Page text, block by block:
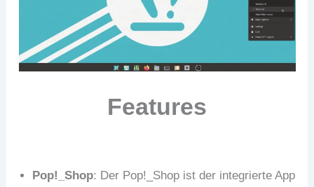
Features
Pop!_Shop: Der Pop!_Shop ist der integrierte App